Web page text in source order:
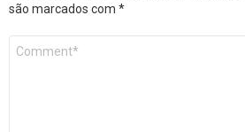
são marcados com *
Comentário